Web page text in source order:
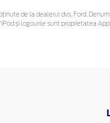
de la dealerul dvs. Ford.
și logourile sunt proprietatea